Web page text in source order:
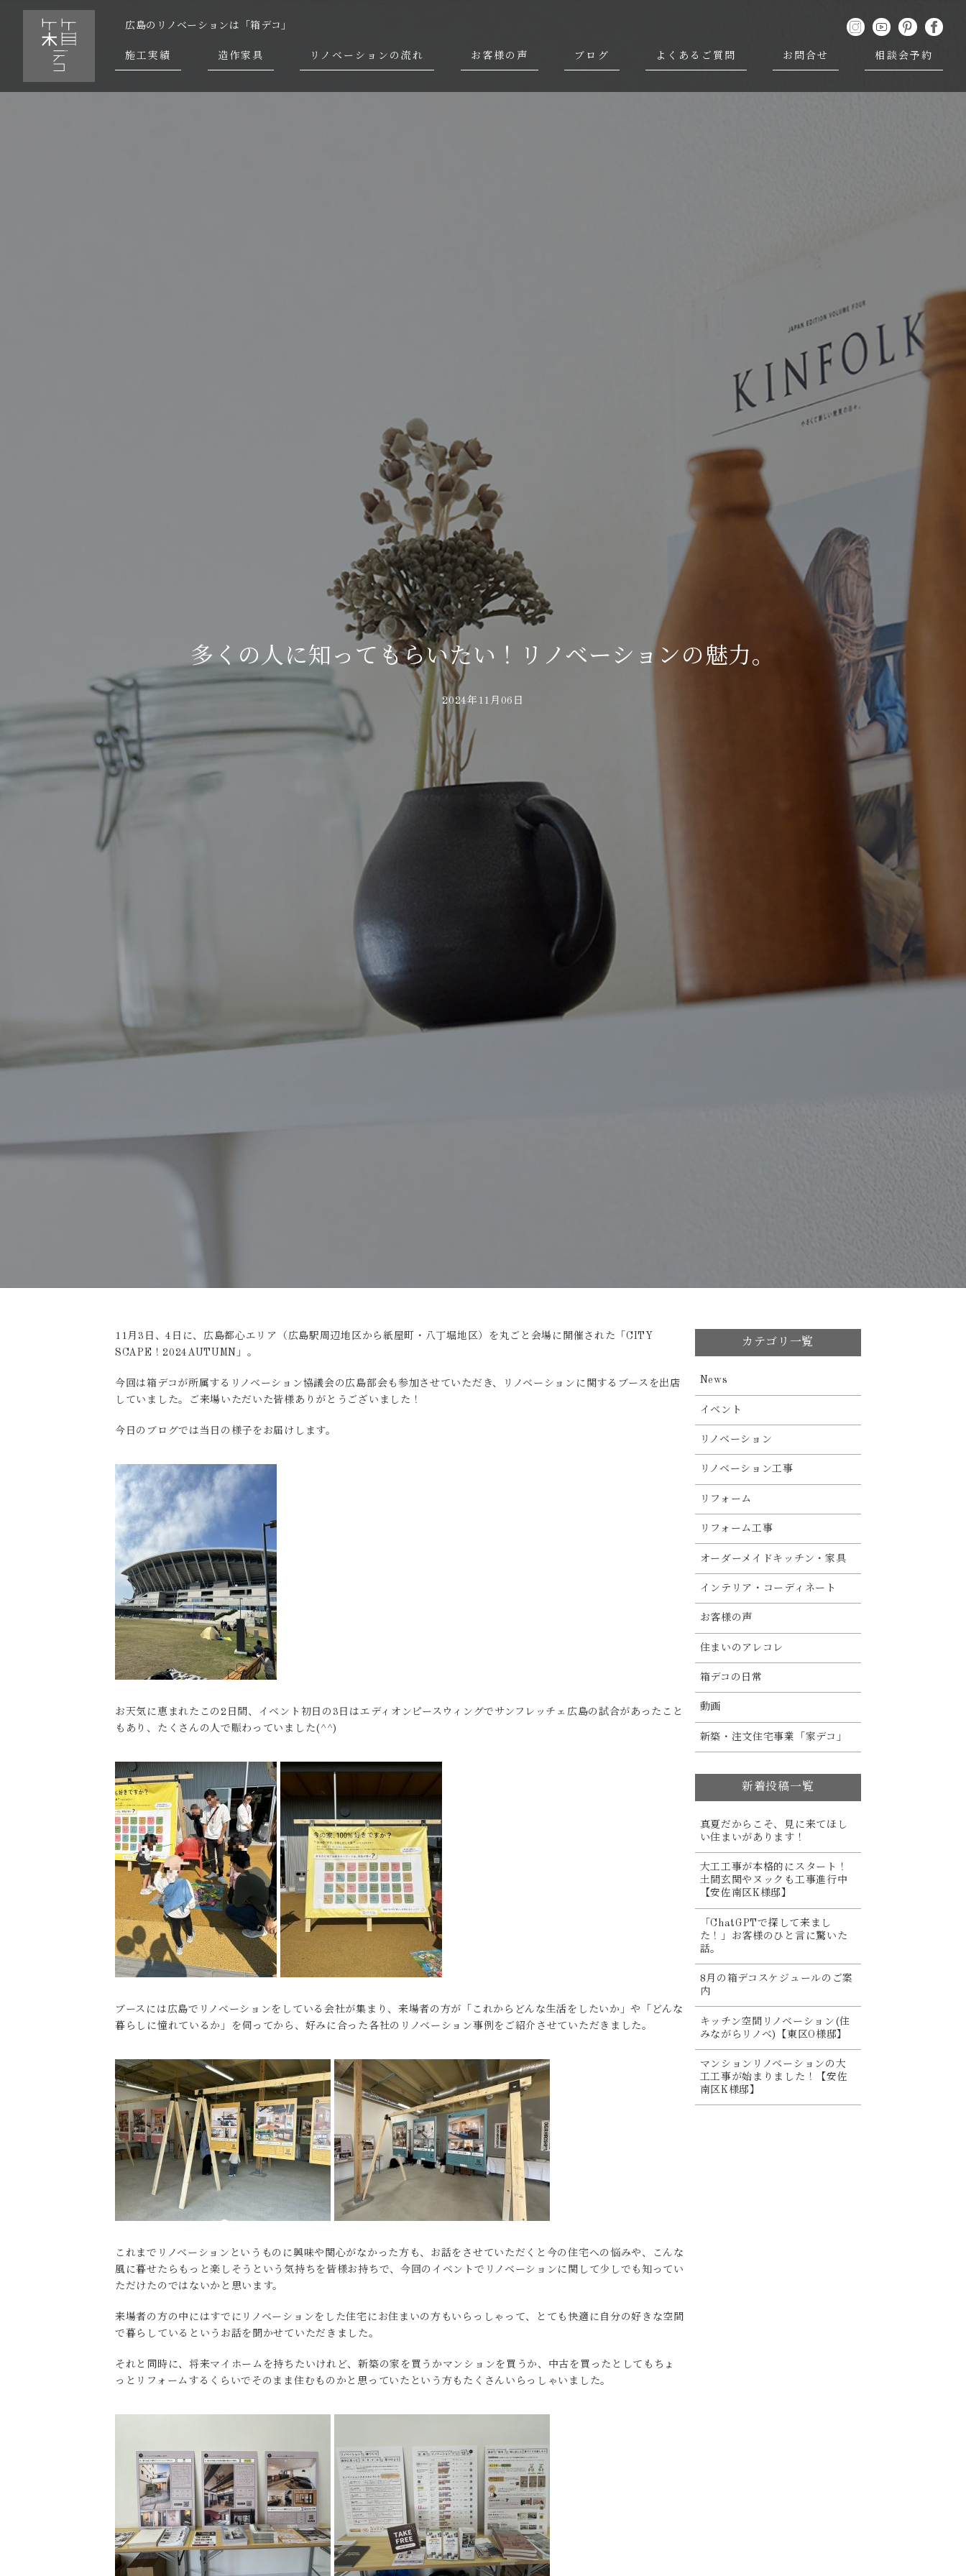
広島のリノベーションは「箱デコ」
施工実績 造作家具 リノベーションの流れ お客様の声 ブログ よくあるご質問 お問合せ 相談会予約
多くの人に知ってもらいたい！リノベーションの魅力。
2024年11月06日
11月3日、4日に、広島都心エリア（広島駅周辺地区から紙屋町・八丁堀地区）を丸ごと会場に開催された「CITY
SCAPE！2024AUTUMN」。
今回は箱デコが所属するリノベーション協議会の広島部会も参加させていただき、リノベーションに関するブースを出店
していました。ご来場いただいた皆様ありがとうございました！
今日のブログでは当日の様子をお届けします。
お天気に恵まれたこの2日間、イベント初日の3日はエディオンピースウィングでサンフレッチェ広島の試合があったこと
もあり、たくさんの人で賑わっていました(^^)
ブースには広島でリノベーションをしている会社が集まり、来場者の方が「これからどんな生活をしたいか」や「どんな
暮らしに憧れているか」を伺ってから、好みに合った各社のリノベーション事例をご紹介させていただきました。
これまでリノベーションというものに興味や関心がなかった方も、お話をさせていただくと今の住宅への悩みや、こんな
風に暮せたらもっと楽しそうという気持ちを皆様お持ちで、今回のイベントでリノベーションに関して少しでも知ってい
ただけたのではないかと思います。
来場者の方の中にはすでにリノベーションをした住宅にお住まいの方もいらっしゃって、とても快適に自分の好きな空間
で暮らしているというお話を聞かせていただきました。
それと同時に、将来マイホームを持ちたいけれど、新築の家を買うかマンションを買うか、中古を買ったとしてもちょ
っとリフォームするくらいでそのまま住むものかと思っていたという方もたくさんいらっしゃいました。
カテゴリ一覧
News
イベント
リノベーション
リノベーション工事
リフォーム
リフォーム工事
オーダーメイドキッチン・家具
インテリア・コーディネート
お客様の声
住まいのアレコレ
箱デコの日常
動画
新築・注文住宅事業「家デコ」
新着投稿一覧
真夏だからこそ、見に来てほし
い住まいがあります！
大工工事が本格的にスタート！
土間玄関やヌックも工事進行中
【安佐南区K様邸】
「ChatGPTで探して来まし
た！」お客様のひと言に驚いた
話。
8月の箱デコスケジュールのご案
内
キッチン空間リノベーション(住
みながらリノベ)【東区O様邸】
マンションリノベーションの大
工工事が始まりました！【安佐
南区K様邸】